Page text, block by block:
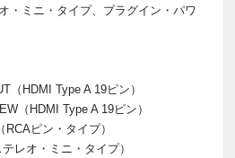
・タイプ、プラグイン・パワ
（HDMI Type A 19ピン）
Type A 19ピン）
ピン・タイプ）
・ミニ・タイプ）